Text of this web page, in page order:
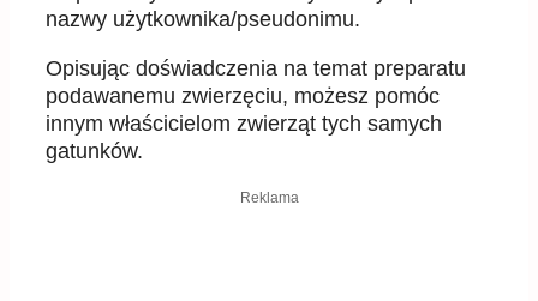
nazwy użytkownika/pseudonimu.
Opisując doświadczenia na temat preparatu
podawanemu zwierzęciu, możesz pomóc
innym właścicielom zwierząt tych samych
gatunków.
Reklama